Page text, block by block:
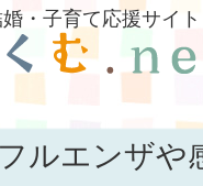
・子育て応援サイト
ルエンザや